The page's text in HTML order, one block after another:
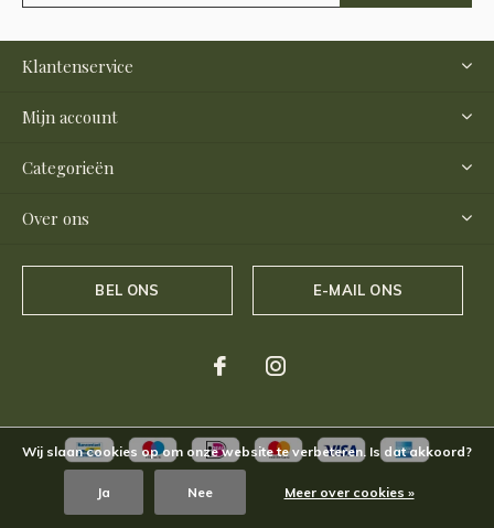
Klantenservice
Mijn account
Categorieën
Over ons
BEL ONS E-MAIL ONS
Wij slaan cookies op om onze website te verbeteren. Is dat akkoord?
Ja Nee Meer over cookies »